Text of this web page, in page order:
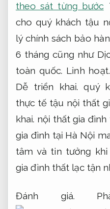
theo sát từng bước
cho quý khách tậu
lý chính sách bảo
6 tháng cũng như
toàn quốc. Linh hoạt.
Dễ triển khai. quý
thực tế tậu nội thất
khai. nội thất gia đình
gia đình tại Hà Nội
tâm và tin tưởng
gia đình thất lạc tận
Đánh giá.